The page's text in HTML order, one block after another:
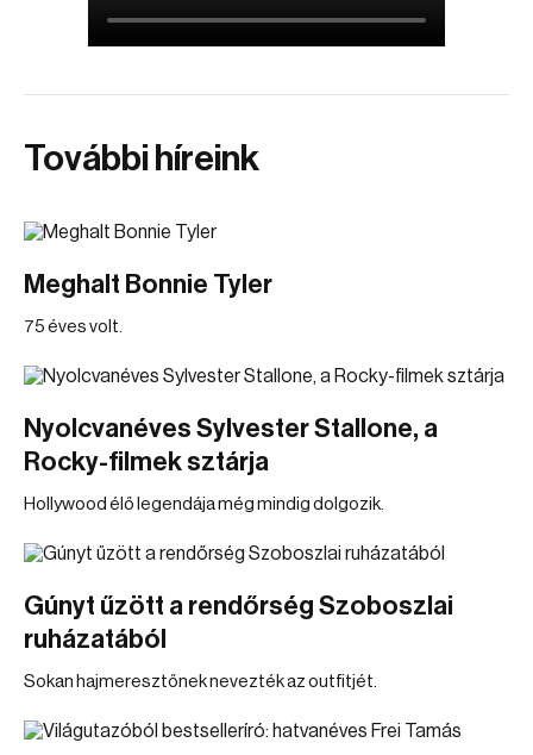
További híreink
Meghalt Bonnie Tyler
75 éves volt.
Nyolcvanéves Sylvester Stallone, a
Rocky-filmek sztárja
Hollywood élő legendája még mindig dolgozik.
Gúnyt űzött a rendőrség Szoboszlai
ruházatából
Sokan hajmeresztőnek nevezték az outfitjét.